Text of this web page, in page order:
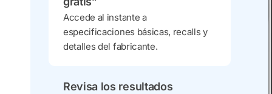
Accede al instante a
especificaciones básicas, recalls y
detalles del fabricante.
Revisa los resultados